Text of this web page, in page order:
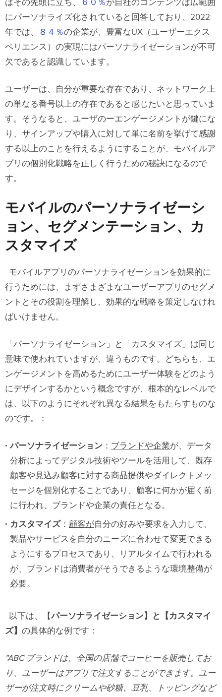
はその先頭に立ち、 ６０％が自社のコンテンツは広範囲
にパーソナライズ化されていると回答しており、2022
年では、
８４％の企業が、豊富なUX（ユーザーエクス
ペリエンス）の実現にはパーソナライゼーションが不可
欠であると認識しています。
ユーザーは、自分が重要な存在であり、ネットワーク上
の単なる番号以上の存在であると感じたいと思っていま
す。そうなると、ユーザのーエンゲージメントが鍵にな
り、サインアップや購入に対して単に名前を挙げて感謝
する以上のことを行えるようにすることが、モバイルア
プリの個別化戦略を正しく行うための秘訣になるので
す。
モバイルのパーソナライゼーシ
ョン、セグメンテーション、カ
スタマイズ
モバイルアプリのパーソナライゼーションを効果的に
行うためには、まずさまざまなユーザーアプリのセグメ
ントとその役割を理解し、効果的な戦略を策定しなけれ
ばいけません。
「パーソナライゼーション」と「カスタマイズ」は同じ
意味で使われていますが、違うものです。どちらも、エ
ンゲージメントを高めるためにユーザー体験をどのよう
にデザインするかという概念ですが、根本的なレベルで
は、以下のようにそれぞれ異なる結果をもたらすものな
のです。：
パーソナライゼーション ： ブランドや企業が、データ
分析によってデジタル技術やツールを活用して、既存
顧客や見込み顧客に対する商品提供やダイレクトメッ
セージを個別化することであり、顧客に何かが届く前
に行われ、ブランドや企業の責任となる。
カスタマイズ： 顧客が自分の好みや要求を入力して、
製品やサービスを自分のニーズに合わせて変更できる
ようにするプロセスであり、リアルタイムで行われる
が、ブランドは消費者がそうできるような環境整備が
必要。
以下は、【パーソナライゼーション】と【カスタマイ
ズ】 の具体的な例です：
”ABC ブランドは、全国の店舗でコーヒーを販売してお
り、ユーザーはアプリで注文することができます。ユー
ザーが注文時にクリームや砂糖、豆乳、トッピングなど